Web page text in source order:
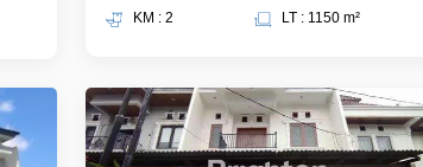
KM : 2
LT : 1150 m²